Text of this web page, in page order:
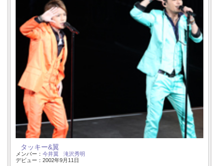
タッキー&翼
メンバー： 今井翼
滝沢秀明
デビュー：2002年9月11日